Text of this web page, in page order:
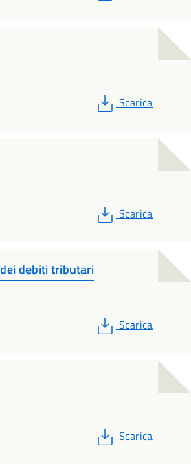
PDF
Scarica
PDF
Scarica
debiti tributari
PDF
Scarica
PDF
Scarica